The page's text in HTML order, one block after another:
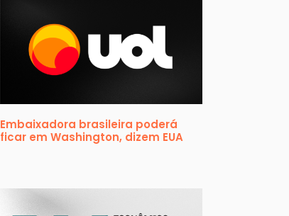
Embaixadora brasileira poderá
ficar em Washington, dizem EUA